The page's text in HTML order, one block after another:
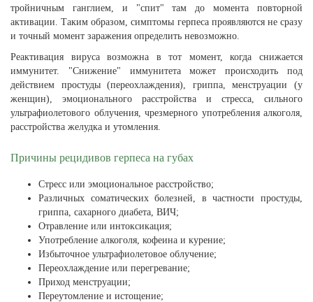
тройничным ганглием, и "спит" там до момента повторной
активации. Таким образом, симптомы герпеса проявляются не сразу
и точный момент заражения определить невозможно.
Реактивация вируса возможна в тот момент, когда снижается
иммунитет. "Снижение" иммунитета может происходить под
действием простуды (переохлаждения), гриппа, менструации (у
женщин), эмоционального расстройства и стресса, сильного
ультрафиолетового облучения, чрезмерного употребления алкоголя,
расстройства желудка и утомления.
Причины рецидивов герпеса на губах
Стресс или эмоциональное расстройство;
Различных соматических болезней, в частности простуды,
гриппа, сахарного диабета, ВИЧ;
Отравление или интоксикация;
Употребление алкоголя, кофеина и курение;
Избыточное ультрафиолетовое облучение;
Переохлаждение или перегревание;
Приход менструации;
Переутомление и истощение;